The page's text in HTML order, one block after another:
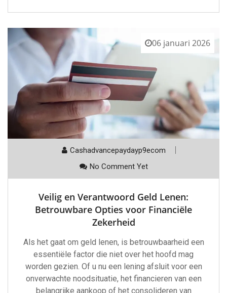
06 januari 2026
Cashadvancepaydayp9ecom
No Comment Yet
Veilig en Verantwoord Geld Lenen:
Betrouwbare Opties voor Financiële
Zekerheid
Als het gaat om geld lenen, is betrouwbaarheid een
essentiële factor die niet over het hoofd mag
worden gezien. Of u nu een lening afsluit voor een
onverwachte noodsituatie, het financieren van een
belangrijke aankoop of het consolideren van